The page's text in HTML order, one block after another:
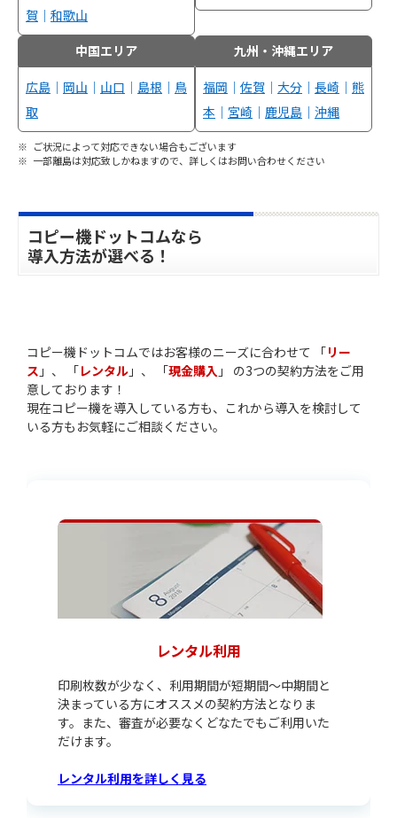
賀 ｜ 和歌山
中国エリア
広島 ｜ 岡山 ｜ 山口 ｜ 島根 ｜ 鳥
取
九州・沖縄エリア
福岡 ｜ 佐賀 ｜ 大分 ｜ 長崎 ｜ 熊
本 ｜ 宮崎 ｜ 鹿児島 ｜ 沖縄
ご状況によって対応できない場合もございます
一部離島は対応致しかねますので、詳しくはお問い合わせください
コピー機ドットコムなら
導入方法が選べる！
コピー機ドットコムではお客様のニーズに合わせて 「リー
ス 」、 「レンタル 」、 「現金購入 」 の3つの契約方法をご用
意しております！
現在コピー機を導入している方も、これから導入を検討して
いる方もお気軽にご相談ください。
レンタル利用
印刷枚数が少なく、利用期間が短期間～中期間と
決まっている方にオススメの契約方法となりま
す。また、審査が必要なくどなたでもご利用いた
だけます。
レンタル利用を詳しく見る